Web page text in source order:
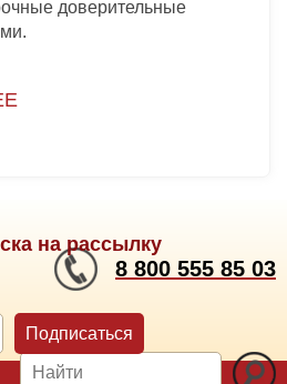
доверительные
на рассылку
8 800 555 85 03
Подписаться